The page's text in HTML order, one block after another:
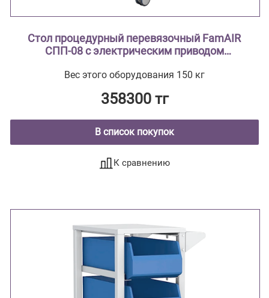
Стол процедурный перевязочный FamAIR
СПП-08 с электрическим приводом
Вес этого оборудования 150 кг
358300 тг
В список покупок
К сравнению